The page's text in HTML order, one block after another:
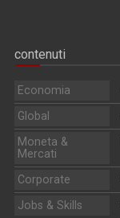
contenuti
Economia
Global
Moneta &
Mercati
Corporate
Jobs & Skills